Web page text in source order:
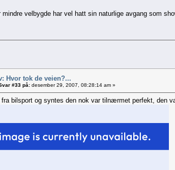
mindre velbygde har vel hatt sin naturlige avgang som
Hvor tok de veien?...
#33 på: desember 29, 2007, 08:28:14 am »
bilsport og syntes den nok var tilnærmet perfekt, den